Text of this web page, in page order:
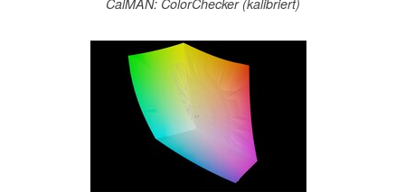
CalMAN: ColorChecker (kalibriert)